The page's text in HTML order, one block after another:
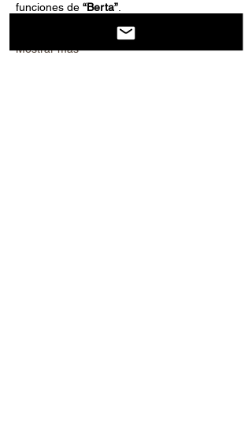
funciones de “Berta”
Mostrar más